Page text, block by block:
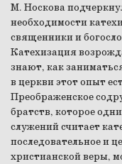
М. Носкова
необходимости
священники и
Катехизация
знают, как
в церкви этот опыт
Преображенское
братств, которое
служений считает
последовательное и
христианской веры,